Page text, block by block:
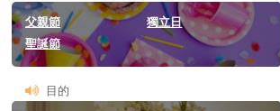
父親節
獨立日
聖誕節
目的